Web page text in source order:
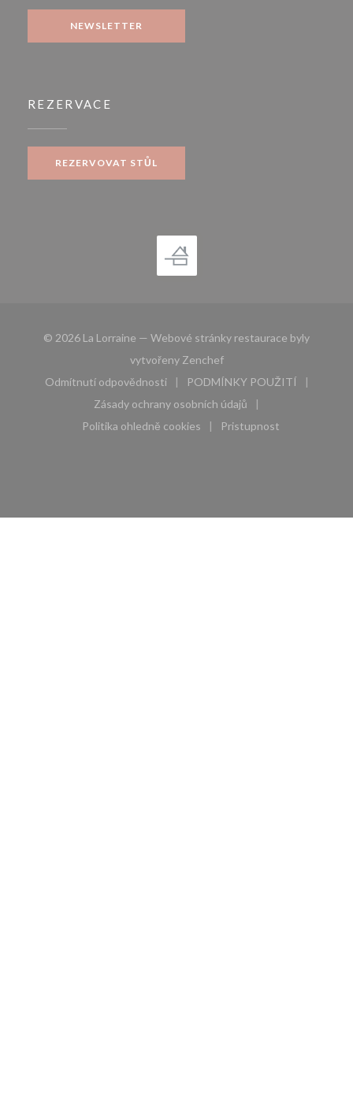
NEWSLETTER
REZERVACE
REZERVOVAT STŮL
© 2026 La Lorraine — Webové stránky restaurace byly
vytvořeny Zenchef((otevře se v novém okně))
Odmítnutí odpovědnosti
((otevře se v novém okně))
PODMÍNKY POUŽITÍ
((otevře se v novém
Zásady ochrany osobních údajů
((otevře se v novém okně))
Politika ohledně cookies
((otevře se v novém okně))
Pristupnost
((otevře se v novém